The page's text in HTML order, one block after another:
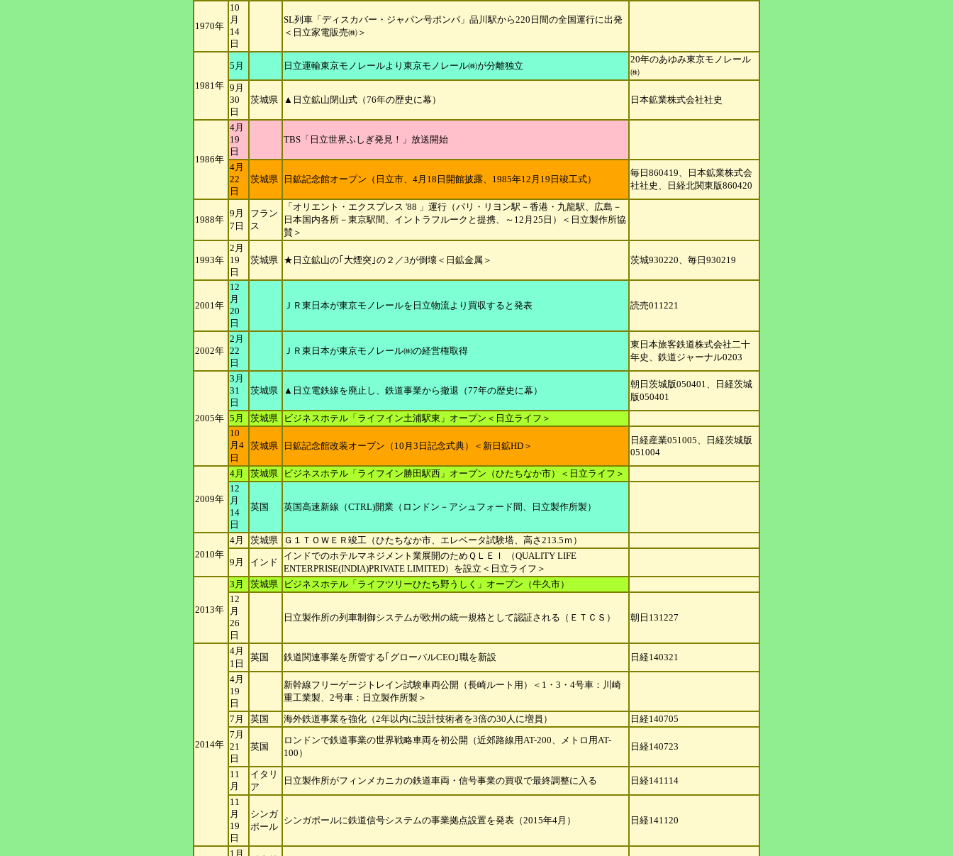
1970年
10
月
14
日
SL列車「ディスカバー・ジャパン号ポンパ」品川駅から220日間の全国運行に出発
＜日立家電販売㈱＞
1981年
5月 日立運輸東京モノレールより東京モノレール㈱が分離独立
20年のあゆみ東京モノレール
㈱
9月
30
日
茨城県 ▲日立鉱山閉山式（76年の歴史に幕） 日本鉱業株式会社社史
1986年
4月
19
日
TBS「日立世界ふしぎ発見！」放送開始
4月
22
日
茨城県 日鉱記念館オープン（日立市、4月18日開館披露、1985年12月19日竣工式）
毎日860419、日本鉱業株式会
社社史、日経北関東版860420
1988年
9月
7日
フラン
ス
「オリエント・エクスプレス '88 」運行（パリ・リヨン駅－香港・九龍駅、広島－
日本国内各所－東京駅間、イントラフルークと提携、～12月25日）＜日立製作所協
賛 ＞
1993年
2月
19
日
茨城県 ★日立鉱山の｢大煙突｣の２／3が倒壊＜日鉱金属＞ 茨城930220、毎日930219
2001年
12
月
20
日
ＪＲ東日本が東京モノレールを日立物流より買収すると発表 読売011221
2002年
2月
22
日
ＪＲ東日本が東京モノレール㈱の経営権取得
東日本旅客鉄道株式会社二十
年史、鉄道ジャーナル0203
2005年
3月
31
日
茨城県 ▲日立電鉄線を廃止し、鉄道事業から撤退（77年の歴史に幕）
朝日茨城版050401、日経茨城
版050401
5月
茨城県
ビジネスホテル「ライフイン土浦駅東」オープン＜日立ライフ＞
10
月4
日
茨城県 日鉱記念館改装オープン（10月3日記念式典）＜新日鉱HD＞
日経産業051005、日経茨城版
051004
2009年
4月 茨城県
ビジネスホテル「ライフイン勝田駅西」オープン（ひたちなか市）＜日立ライフ＞
12
月
14
日
英国 英国高速新線（CTRL)開業（ロンドン－アシュフォード間、日立製作所製）
2010年
4月 茨城県 Ｇ１ＴＯＷＥＲ竣工（ひたちなか市、エレベータ試験塔、高さ213.5ｍ）
9月 インド
インドでのホテルマネジメント業展開のためＱＬＥＩ （QUALITY LIFE
ENTERPRISE(INDIA)PRIVATE LIMITED）を設立＜日立ライフ＞
2013年
3月 茨城県
ビジネスホテル「ライフツリーひたち野うしく」オープン（牛久市）
12
月
26
日
日立製作所の列車制御システムが欧州の統一規格として認証される（ＥＴＣＳ） 朝日131227
2014年
4月
1日
英国 鉄道関連事業を所管する｢グローバルCEO｣職を新設 日経140321
4月
19
日
新幹線フリーゲージトレイン試験車両公開（長崎ルート用）＜1・3・4号車：川崎
重工業製、2号車：日立製作所製＞
7月
英国 海外鉄道事業を強化（2年以内に設計技術者を3倍の30人に増員）
日経140705
7月
21
日
英国
ロンドンで鉄道事業の世界戦略車両を初公開（近郊路線用AT-200、メトロ用AT-
100）
日経140723
11
月
イタリ
ア
日立製作所がフィンメカニカの鉄道車両・信号事業の買収で最終調整に入る
日経141114
11
月
19
日
シンガ
ポール
シンガポールに鉄道信号システムの事業拠点設置を発表（2015年4月） 日経141120
1月